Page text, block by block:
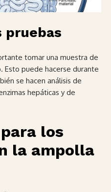
pruebas
tomar una muestra de
Esto puede hacerse durante
se hacen análisis de
hepáticas y de
los
la ampolla